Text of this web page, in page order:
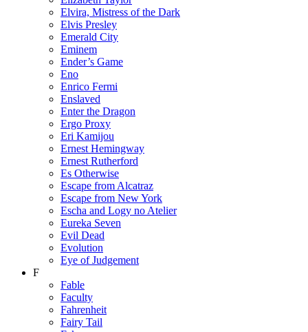
Elvira, Mistress of the Dark
Elvis Presley
Emerald City
Eminem
Ender’s Game
Eno
Enrico Fermi
Enslaved
Enter the Dragon
Ergo Proxy
Eri Kamijou
Ernest Hemingway
Ernest Rutherford
Es Otherwise
Escape from Alcatraz
Escape from New York
Escha and Logy no Atelier
Eureka Seven
Evil Dead
Evolution
Eye of Judgement
F
Fable
Faculty
Fahrenheit
Fairy Tail